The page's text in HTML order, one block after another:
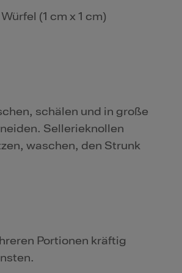
(1 cm x 1 cm)
schälen und in große
Sellerieknollen
waschen, den Strunk
Portionen kräftig